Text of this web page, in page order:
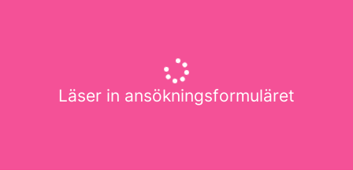
Läser in ansökningsformuläret